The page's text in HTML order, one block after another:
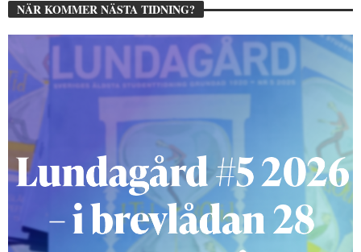
NÄR KOMMER NÄSTA TIDNING?